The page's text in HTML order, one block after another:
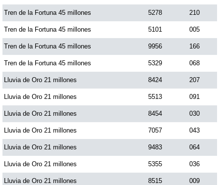
Fantástica Día
Fantástica Noche
Motilon Tarde
Motilon Noche
Paisita Día
Paisita Noche
Tren de la Fortuna 45 millones 5278 210
Tren de la Fortuna 45 millones 5101 005
Tren de la Fortuna 45 millones 9956 166
Tren de la Fortuna 45 millones 5329 068
Lluvia de Oro 21 millones 8424 207
Lluvia de Oro 21 millones 5513 091
Lluvia de Oro 21 millones 8454 030
Lluvia de Oro 21 millones 7057 043
Lluvia de Oro 21 millones 9483 064
Lluvia de Oro 21 millones 5355 036
Lluvia de Oro 21 millones 8515 009